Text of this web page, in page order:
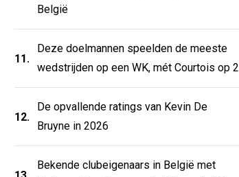
België
11.
Deze doelmannen speelden de meeste
wedstrijden op een WK, mét Courtois op 2
12.
De opvallende ratings van Kevin De
Bruyne in 2026
Bekende clubeigenaars in België met